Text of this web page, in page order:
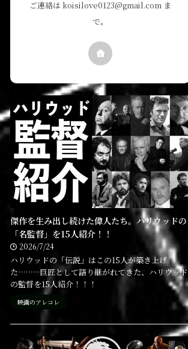
ご連絡は koisilove0123@gmail.com ま
で。
傑作を生み出し続けた偉人たち。ハリウッドの
「名監督」を15人紹介！！
2026/7/24
ハリウッドの「伝説」はこの15人が築き上げ
た………巨匠として語り継がれてきた、ハリウッド
の監督を15人紹介！！！
映画のアレコレ